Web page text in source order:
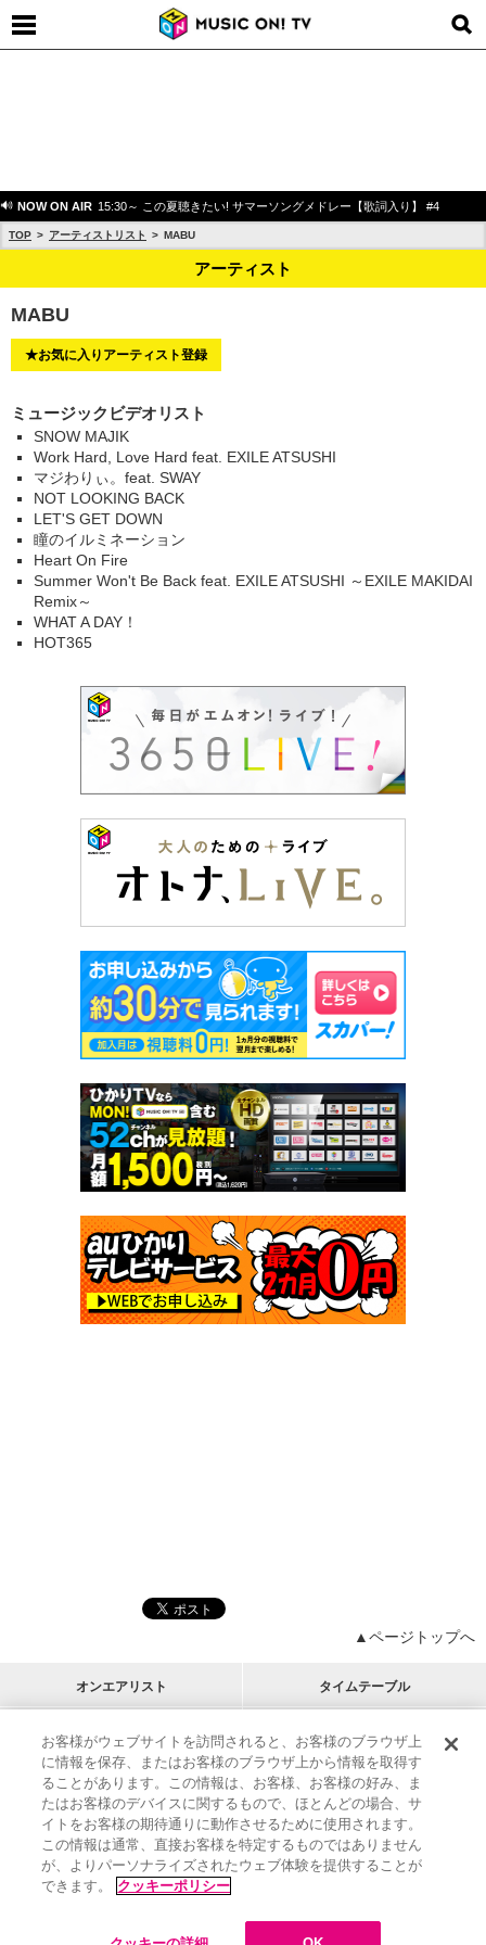
NOW ON AIR 15:30～ この夏聴きたい! サマーソングメドレー【歌詞入り】 #4
TOP アーティストリスト MABU
アーティスト
MABU
★お気に入りアーティスト登録
ミュージックビデオリスト
SNOW MAJIK
Work Hard, Love Hard feat. EXILE ATSUSHI
マジわりぃ。feat. SWAY
NOT LOOKING BACK
LET'S GET DOWN
瞳のイルミネーション
Heart On Fire
Summer Won't Be Back feat. EXILE ATSUSHI ～EXILE MAKIDAI
Remix～
WHAT A DAY！
HOT365
▲ページトップへ
オンエアリスト タイムテーブル
プログラムリスト チャート
アーティストリスト
M-ON!
RECOMMEND
リクエスト
インフォメーション | プレゼント&ご招待
MUSIC ON! TV（エムオン!）とは？ | サポート
サイト案内
| エムオン!友の会 | クッキーの詳細
お客様がウェブサイトを訪問されると、お客様のブラウザ上
に情報を保存、またはお客様のブラウザ上から情報を取得す
ることがあります。この情報は、お客様、お客様の好み、ま
たはお客様のデバイスに関するもので、ほとんどの場合、サ
イトをお客様の期待通りに動作させるために使用されます。
この情報は通常、直接お客様を特定するものではありません
が、よりパーソナライズされたウェブ体験を提供することが
できます。
クッキーポリシー